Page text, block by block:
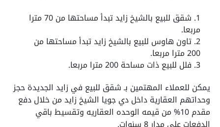
شقق للبيع بالشيخ زايد تبدأ مساحتها من 70 مترا
مربعا.
تاون هاوس للبيع بالشيخ زايد تبدأ مساحتها من
200 مترا مربعا.
فلل للبيع ذات مساحة 200 مترا مربعا.
يمكن للعملاء المهتمين بـ شقق للبيع في زايد الجديدة حجز
وحداتهم العقارية داخل دي جويا الشيخ زايد من خلال دفع
مقدم 10% من قيمه الوحده العقاريه وتقسيط باقي